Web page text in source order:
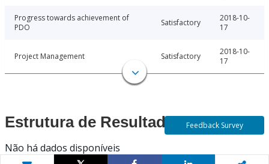
Progress towards achievement of
PDO
Satisfactory
2018-10-
17
Project Management Satisfactory
2018-10-
17
Estrutura de Resultados
Não há dados disponíveis
Feedback Survey